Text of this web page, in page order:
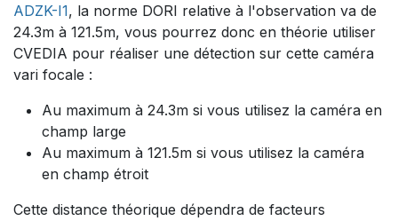
ADZK-I1, la norme DORI relative à l'observation va de
24.3m à 121.5m, vous pourrez donc en théorie utiliser
CVEDIA pour réaliser une détection sur cette caméra
vari focale :
Au maximum à 24.3m si vous utilisez la caméra en
champ large
Au maximum à 121.5m si vous utilisez la caméra
en champ étroit
Cette distance théorique dépendra de facteurs